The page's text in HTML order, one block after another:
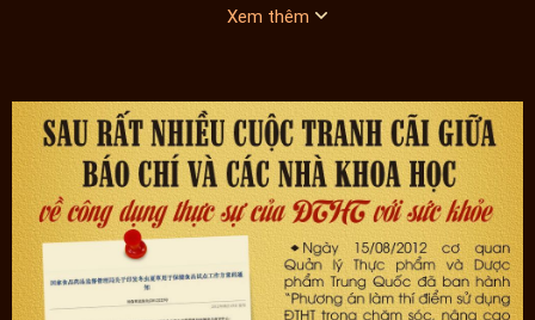
Vân Nam, Nepan đều có đông trùng hạ thảo nhưng chỉ ĐÔNG
TRÙNG HẠ THẢO TÂY TẠNG MỚI XOÁN ĐẾ VƯƠNG. Nguyên nhân:
- Là cao nguyên được ví như nóc nhà thế giới, với độ cao từ 2500 –
5000m so với mực nước biển. Đông trùng hạ thảo Tây Tạng đượng
tìm từ độ cao 3500 – 5000m nên màu sắc, hương vị, hình thể đều
mang những dẫn ấn đặc biệt.
Xem thêm